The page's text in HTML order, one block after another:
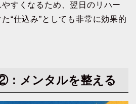
すくなるため、翌日のリハー
“仕込み”としても非常に効果的
：メンタルを整える